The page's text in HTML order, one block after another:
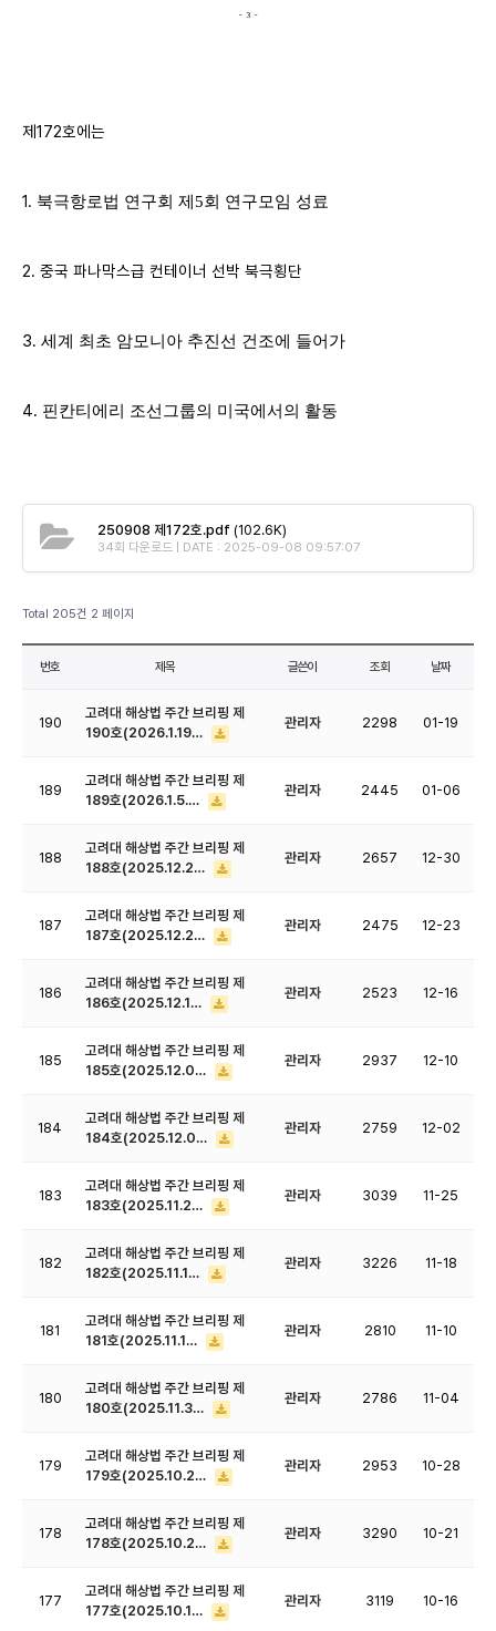
제172호에는
1. 북극항로법 연구회 제5회 연구모임 성료
2. 중국 파나막스급 컨테이너 선박 북극횡단
3. 세계 최초 암모니아 추진선 건조에 들어가
4. 핀칸티에리 조선그룹의 미국에서의 활동
250908 제172호.pdf (102.6K)
34회 다운로드 | DATE : 2025-09-08 09:57:07
Total 205건 2 페이지
번호 제목 글쓴이 조회 날짜
190
고려대 해상법 주간 브리핑 제
190호(2026.1.19…
관리자 2298 01-19
189
고려대 해상법 주간 브리핑 제
189호(2026.1.5.…
관리자 2445 01-06
188
고려대 해상법 주간 브리핑 제
188호(2025.12.2…
관리자 2657 12-30
187
고려대 해상법 주간 브리핑 제
187호(2025.12.2…
관리자 2475 12-23
186
고려대 해상법 주간 브리핑 제
186호(2025.12.1…
관리자 2523 12-16
185
고려대 해상법 주간 브리핑 제
185호(2025.12.0…
관리자 2937 12-10
184
고려대 해상법 주간 브리핑 제
184호(2025.12.0…
관리자 2759 12-02
183
고려대 해상법 주간 브리핑 제
183호(2025.11.2…
관리자 3039 11-25
182
고려대 해상법 주간 브리핑 제
182호(2025.11.1…
관리자 3226 11-18
181
고려대 해상법 주간 브리핑 제
181호(2025.11.1…
관리자 2810 11-10
180
고려대 해상법 주간 브리핑 제
180호(2025.11.3…
관리자 2786 11-04
179
고려대 해상법 주간 브리핑 제
179호(2025.10.2…
관리자 2953 10-28
178
고려대 해상법 주간 브리핑 제
178호(2025.10.2…
관리자 3290 10-21
177
고려대 해상법 주간 브리핑 제
177호(2025.10.1…
관리자 3119 10-16